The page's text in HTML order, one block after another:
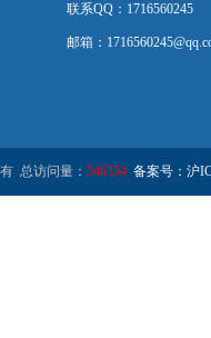
联系QQ：1716560245
邮箱：
总访问量： 546354 备案号：沪